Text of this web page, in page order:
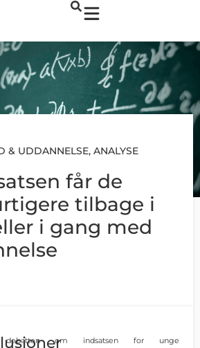
& UDDANNELSE, ANALYSE
får de
tilbage i
i gang med
om indsatsen for unge